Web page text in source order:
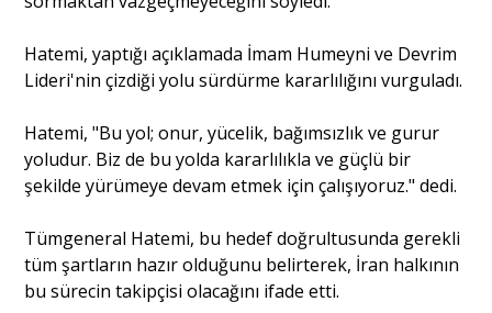
Yazı Dizisi
Portre
Hatemi, yaptığı açıklamada İmam Humeyni ve Devrim
Lideri'nin çizdiği yolu sürdürme kararlılığını vurguladı.
Hatemi, "Bu yol; onur, yücelik, bağımsızlık ve gurur
yoludur. Biz de bu yolda kararlılıkla ve güçlü bir
şekilde yürümeye devam etmek için çalışıyoruz." dedi.
Tümgeneral Hatemi, bu hedef doğrultusunda gerekli
tüm şartların hazır olduğunu belirterek, İran halkının
bu sürecin takipçisi olacağını ifade etti.